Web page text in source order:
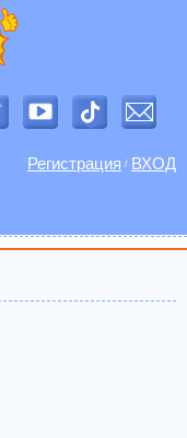
Регистрация / ВХОД